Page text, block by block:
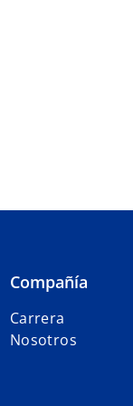
Compañía
Carrera
Nosotros